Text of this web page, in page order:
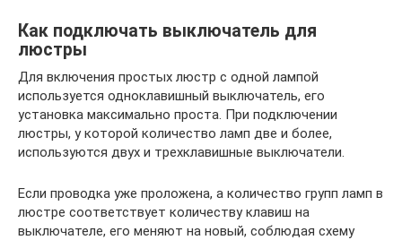
Как подключать выключатель для
люстры
Для включения простых люстр с одной лампой
используется одноклавишный выключатель, его
установка максимально проста. При подключении
люстры, у которой количество ламп две и более,
используются двух и трехклавишные выключатели.
Если проводка уже проложена, а количество групп ламп в
люстре соответствует количеству клавиш на
выключателе, его меняют на новый, соблюдая схему